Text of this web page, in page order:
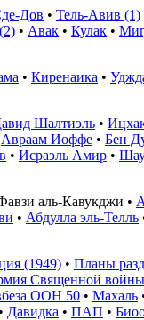
Дов • Тель-Авив (1)
• Авак • Кулак •
• Киренаика •
Шалтиэль •
Авраам Иоффе • Бен
• Исраэль Амир •
аль-Кавукджи •
• Абдулла эль-Телль
(1949) • Планы
Священной войны
ООН 50 • Махаль
• Давидка • ПАП •